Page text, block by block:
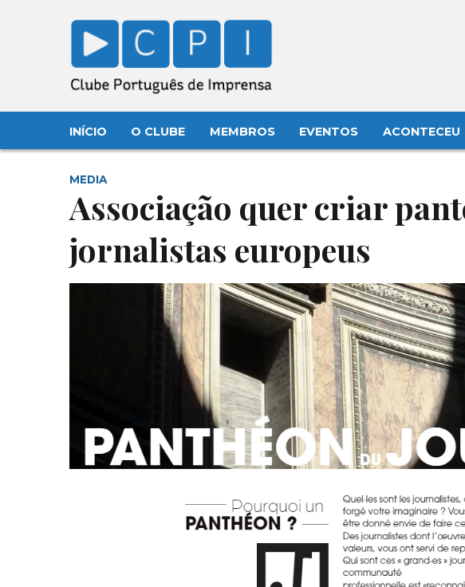
INÍCIO O CLUBE MEMBROS EVENTOS ACONTECEU
MEDIA
Associação quer criar
jornalistas europeus